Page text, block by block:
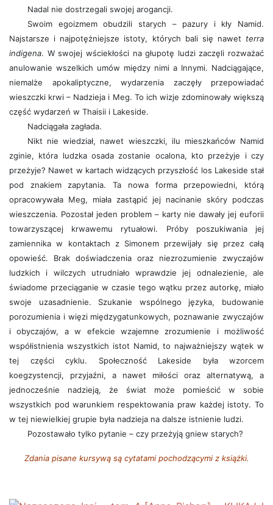
Nadal nie dostrzegali swojej arogancji.
Swoim egoizmem obudzili starych – pazury i kły Namid.
Najstarsze i najpotężniejsze istoty, których bali się nawet terra
indigena. W swojej wściekłości na głupotę ludzi zaczęli rozważać
anulowanie wszelkich umów między nimi a Innymi. Nadciągające,
niemalże apokaliptyczne, wydarzenia zaczęły przepowiadać
wieszczki krwi – Nadzieja i Meg. To ich wizje zdominowały większą
część wydarzeń w Thaisii i Lakeside.
Nadciągała zagłada.
Nikt nie wiedział, nawet wieszczki, ilu mieszkańców Namid
zginie, która ludzka osada zostanie ocalona, kto przeżyje i czy
przeżyje? Nawet w kartach widzących przyszłość los Lakeside stał
pod znakiem zapytania. Ta nowa forma przepowiedni, którą
opracowywała Meg, miała zastąpić jej nacinanie skóry podczas
wieszczenia. Pozostał jeden problem – karty nie dawały jej euforii
towarzyszącej krwawemu rytuałowi. Próby poszukiwania jej
zamiennika w kontaktach z Simonem przewijały się przez całą
opowieść. Brak doświadczenia oraz niezrozumienie zwyczajów
ludzkich i wilczych utrudniało wprawdzie jej odnalezienie, ale
świadome przeciąganie w czasie tego wątku przez autorkę, miało
swoje uzasadnienie. Szukanie wspólnego języka, budowanie
porozumienia i więzi międzygatunkowych, poznawanie zwyczajów
i obyczajów, a w efekcie wzajemne zrozumienie i możliwość
współistnienia wszystkich istot Namid, to najważniejszy wątek w
tej części cyklu. Społeczność Lakeside była wzorcem
koegzystencji, przyjaźni, a nawet miłości oraz alternatywą, a
jednocześnie nadzieją, że świat może pomieścić w sobie
wszystkich pod warunkiem respektowania praw każdej istoty. To
w tej niewielkiej grupie była nadzieja na dalsze istnienie ludzi.
Pozostawało tylko pytanie – czy przeżyją gniew starych?
Zdania pisane kursywą są cytatami pochodzącymi z książki.